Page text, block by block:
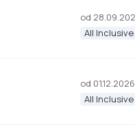
od
All Inclusive
od 01.12.2026
All Inclusive